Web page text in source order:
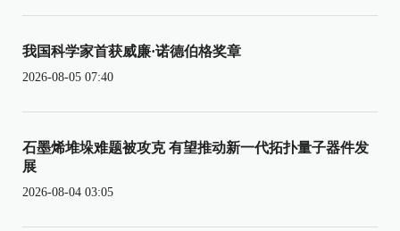
我国科学家首获威廉·诺德伯格奖章
2026-08-05 07:40
石墨烯堆垛难题被攻克 有望推动新一代拓扑量子器件发
展
2026-08-04 03:05